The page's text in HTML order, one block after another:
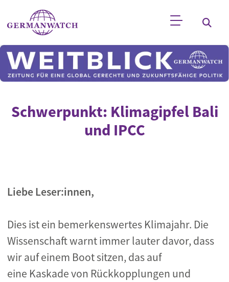
Direkt zum Inhalt
Stichwortsuche
Schwerpunkt: Klimagipfel Bali
und IPCC
Liebe Leser:innen,
Dies ist ein bemerkenswertes Klimajahr. Die
Wissenschaft warnt immer lauter davor, dass
wir auf einem Boot sitzen, das auf
eine Kaskade von Rückkopplungen und